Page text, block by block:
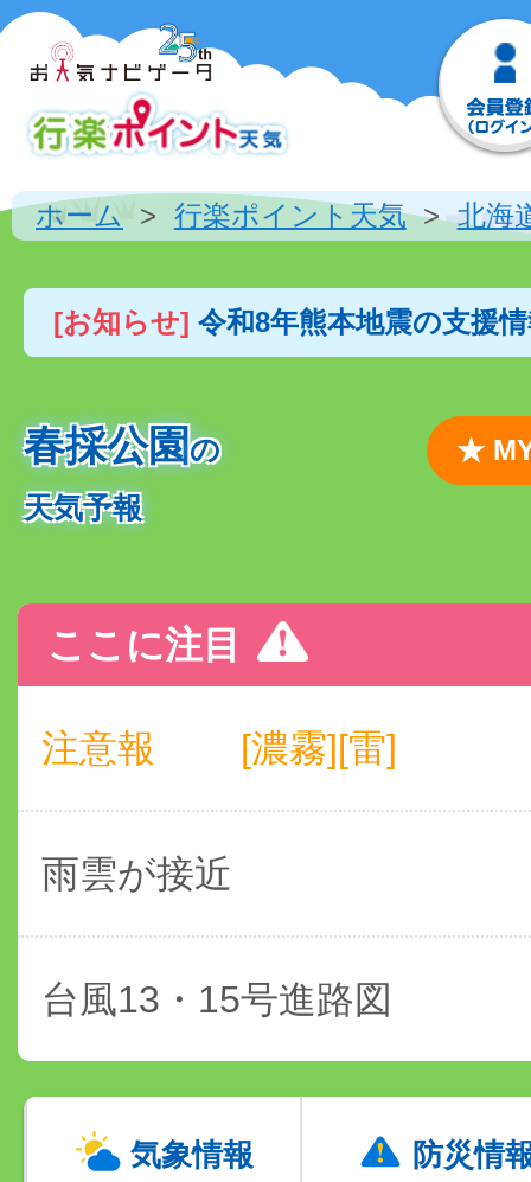
ホーム 行楽ポイント天気 北海
[お知らせ] 令和8年熊本地震の支援
春採公園の
天気予報
★
ここに注目
注意報 [濃霧][雷]
雨雲が接近
台風13・15号進路図
気象情報 防災情